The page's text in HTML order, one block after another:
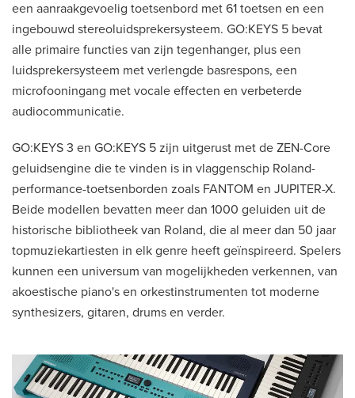
een aanraakgevoelig toetsenbord met 61 toetsen en een
ingebouwd stereoluidsprekersysteem. GO:KEYS 5 bevat
alle primaire functies van zijn tegenhanger, plus een
luidsprekersysteem met verlengde basrespons, een
microfooningang met vocale effecten en verbeterde
audiocommunicatie.
GO:KEYS 3 en GO:KEYS 5 zijn uitgerust met de ZEN-Core
geluidsengine die te vinden is in vlaggenschip Roland-
performance-toetsenborden zoals FANTOM en JUPITER-X.
Beide modellen bevatten meer dan 1000 geluiden uit de
historische bibliotheek van Roland, die al meer dan 50 jaar
topmuziekartiesten in elk genre heeft geïnspireerd. Spelers
kunnen een universum van mogelijkheden verkennen, van
akoestische piano's en orkestinstrumenten tot moderne
synthesizers, gitaren, drums en verder.